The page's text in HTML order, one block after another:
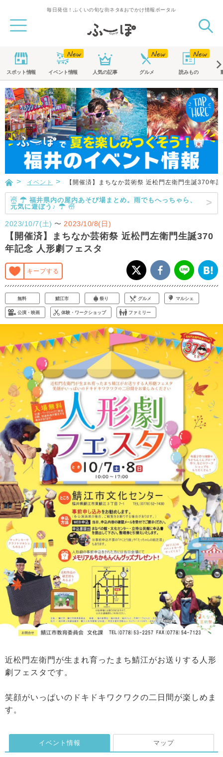
毎日発信！ふくいの旬な街ネタ&おでかけ情報ポータル
スポット情報 イベント情報 人気の記事 グルメ 読みもの
イベント 【開催済】まちなか芸術祭 近松門左衛門生誕370年
☃ ☂ 福井県内の屋内あそび場まとめ。雨でもへっちゃら、
元気に遊ぼう♪ ☂ ☃
2023/10/7(土) 〜 2023/10/8(日)
【開催済】まちなか芸術祭 近松門左衛門生誕370
年記念 人形劇フェスタ
キープする
無料 鯖江市 祭り グルメ マルシェ
公演・映画 体験・ワークショップ ファミリー
近松門左衛門が生まれ育ったまち鯖江がお送りする人形
劇フェスタです。
笑顔がいっぱいのドキドキワクワクの二日間が楽しめま
す。
イベント情報 マップ